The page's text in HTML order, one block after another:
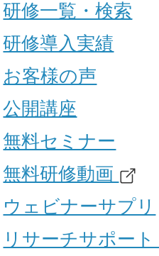
研修一覧・検索
研修導入実績
お客様の声
公開講座
無料セミナー
無料研修動画
ウェビナーサプリ
リサーチサポー